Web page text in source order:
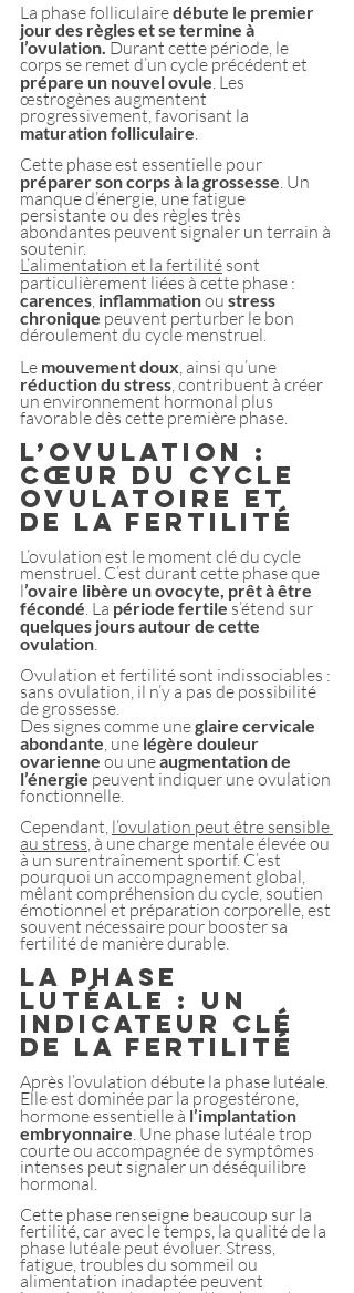
La phase folliculaire débute le premier
jour des règles et se termine à
l’ovulation. Durant cette période, le
corps se remet d’un cycle précédent et
prépare un nouvel ovule. Les
œstrogènes augmentent
progressivement, favorisant la
maturation folliculaire.
Cette phase est essentielle pour
préparer son corps à la grossesse. Un
manque d’énergie, une fatigue
persistante ou des règles très
abondantes peuvent signaler un terrain à
soutenir.
L’alimentation et la fertilité sont
particulièrement liées à cette phase :
carences, inflammation ou stress
chronique peuvent perturber le bon
déroulement du cycle menstruel.
Le mouvement doux, ainsi qu’une
réduction du stress, contribuent à créer
un environnement hormonal plus
favorable dès cette première phase.
L’ovulation :
cœur du cycle
ovulatoire et
de la fertilité
L’ovulation est le moment clé du cycle
menstruel. C’est durant cette phase que
l’ovaire libère un ovocyte, prêt à être
fécondé. La période fertile s’étend sur
quelques jours autour de cette
ovulation.
Ovulation et fertilité sont indissociables :
sans ovulation, il n’y a pas de possibilité
de grossesse.
Des signes comme une glaire cervicale
abondante, une légère douleur
ovarienne ou une augmentation de
l’énergie peuvent indiquer une ovulation
fonctionnelle.
Cependant, l’ovulation peut être sensible
au stress, à une charge mentale élevée ou
à un surentraînement sportif. C’est
pourquoi un accompagnement global,
mêlant compréhension du cycle, soutien
émotionnel et préparation corporelle, est
souvent nécessaire pour booster sa
fertilité de manière durable.
La phase
lutéale : un
indicateur clé
de la fertilité
Après l’ovulation débute la phase lutéale.
Elle est dominée par la progestérone,
hormone essentielle à l’implantation
embryonnaire. Une phase lutéale trop
courte ou accompagnée de symptômes
intenses peut signaler un déséquilibre
hormonal.
Cette phase renseigne beaucoup sur la
fertilité, car avec le temps, la qualité de la
phase lutéale peut évoluer. Stress,
fatigue, troubles du sommeil ou
alimentation inadaptée peuvent